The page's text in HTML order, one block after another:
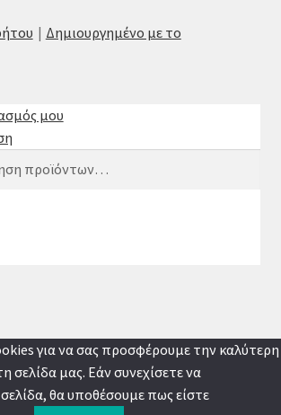
Δημιουργημένο με το
μου
για να σας προσφέρουμε την καλύτερη
σελίδα μας. Εάν συνεχίσετε να
θα υποθέσουμε πως είστε